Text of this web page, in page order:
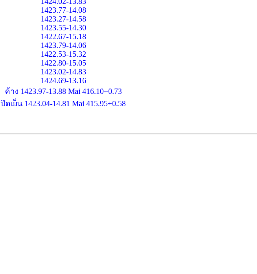
1423.77-14.08
1423.27-14.58
1423.55-14.30
1422.67-15.18
1423.79-14.06
1422.53-15.32
1422.80-15.05
1423.02-14.83
1424.69-13.16
ค้าง 1423.97-13.88 Mai 416.10+0.73
ปิดเย็น 1423.04-14.81 Mai 415.95+0.58